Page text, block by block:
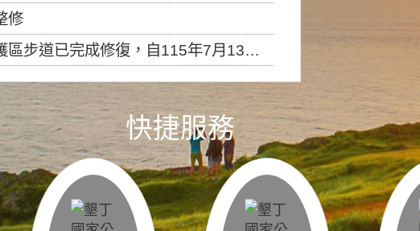
修
，自115年7月13日（星期一）起恢復開放入園，歡迎民眾依規定申請入園....
快捷服務